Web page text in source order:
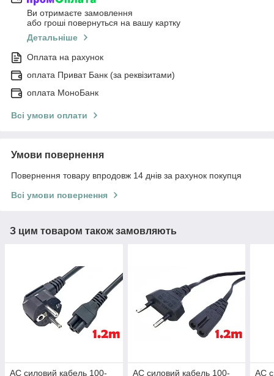
Ви отримаєте замовлення
або гроші повернуться на вашу картку
Детальніше
Оплата на рахунок
оплата Приват Банк (за реквізитами)
оплата МоноБанк
Всі умови оплати
Умови повернення
Повернення товару впродовж 14 днів за рахунок покупця
Всі умови повернення
З цим товаром також замовляють
AC силовий кабель 100-
AC силовий кабель 100-
AC